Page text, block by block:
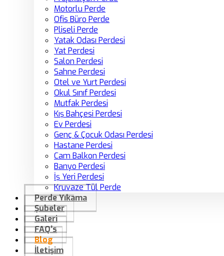
Motorlu Perde
Ofis Büro Perde
Pliseli Perde
Yatak Odası Perdesi
Yat Perdesi
Salon Perdesi
Sahne Perdesi
Otel ve Yurt Perdesi
Okul Sınıf Perdesi
Mutfak Perdesi
Kış Bahçesi Perdesi
Ev Perdesi
Genç & Çocuk Odası Perdesi
Hastane Perdesi
Cam Balkon Perdesi
Banyo Perdesi
İş Yeri Perdesi
Kruvaze Tül Perde
Perde Yıkama
Şubeler
Galeri
FAQ’s
Blog
İletişim